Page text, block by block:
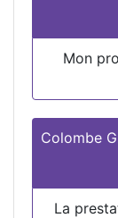
Mon
Colombe
La